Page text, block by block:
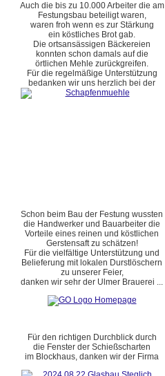
Auch die bis zu 10.000 Arbeiter die am
Festungsbau beteiligt waren,
waren froh wenn es zur Stärkung
ein köstliches Brot gab.
Die ortsansässigen Bäckereien
konnten schon damals auf die
örtlichen Mehle zurückgreifen.
Für die regelmäßige Unterstützung
bedanken wir uns herzlich bei der
Schon beim Bau der Festung wussten
die Handwerker und Bauarbeiter die
Vorteile eines reinen und köstlichen
Gerstensaft zu schätzen!
Für die vielfältige Unterstützung und
Belieferung mit lokalen Durstlöschern
zu unserer Feier,
danken wir sehr der Ulmer Brauerei ...
Für den richtigen Durchblick durch
die Fenster der Schießscharten
im Blockhaus, danken wir der Firma